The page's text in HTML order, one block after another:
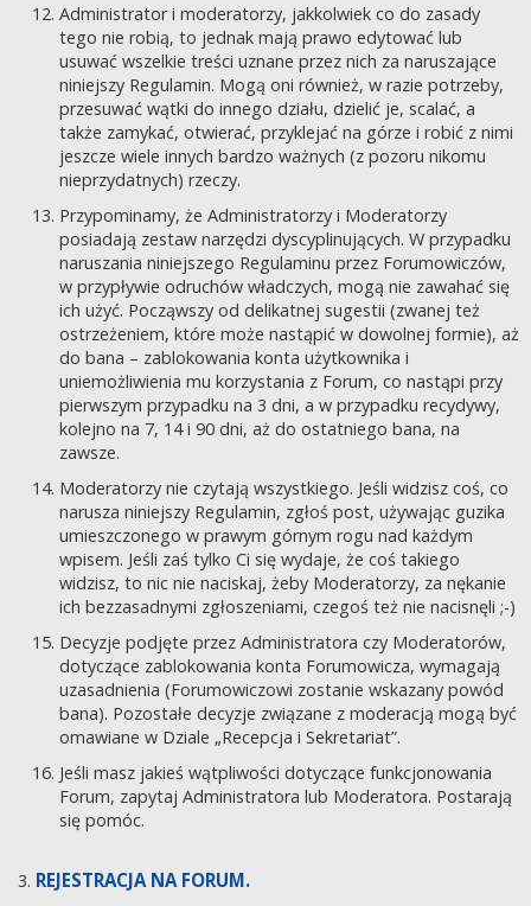
Administrator i moderatorzy, jakkolwiek co do zasady
tego nie robią, to jednak mają prawo edytować lub
usuwać wszelkie treści uznane przez nich za naruszające
niniejszy Regulamin. Mogą oni również, w razie potrzeby,
przesuwać wątki do innego działu, dzielić je, scalać, a
także zamykać, otwierać, przyklejać na górze i robić z nimi
jeszcze wiele innych bardzo ważnych (z pozoru nikomu
nieprzydatnych) rzeczy.
Przypominamy, że Administratorzy i Moderatorzy
posiadają zestaw narzędzi dyscyplinujących. W przypadku
naruszania niniejszego Regulaminu przez Forumowiczów,
w przypływie odruchów władczych, mogą nie zawahać się
ich użyć. Począwszy od delikatnej sugestii (zwanej też
ostrzeżeniem, które może nastąpić w dowolnej formie), aż
do bana – zablokowania konta użytkownika i
uniemożliwienia mu korzystania z Forum, co nastąpi przy
pierwszym przypadku na 3 dni, a w przypadku recydywy,
kolejno na 7, 14 i 90 dni, aż do ostatniego bana, na
zawsze.
Moderatorzy nie czytają wszystkiego. Jeśli widzisz coś, co
narusza niniejszy Regulamin, zgłoś post, używając guzika
umieszczonego w prawym górnym rogu nad każdym
wpisem. Jeśli zaś tylko Ci się wydaje, że coś takiego
widzisz, to nic nie naciskaj, żeby Moderatorzy, za nękanie
ich bezzasadnymi zgłoszeniami, czegoś też nie nacisnęli ;-)
Decyzje podjęte przez Administratora czy Moderatorów,
dotyczące zablokowania konta Forumowicza, wymagają
uzasadnienia (Forumowiczowi zostanie wskazany powód
bana). Pozostałe decyzje związane z moderacją mogą być
omawiane w Dziale „Recepcja i Sekretariat”.
Jeśli masz jakieś wątpliwości dotyczące funkcjonowania
Forum, zapytaj Administratora lub Moderatora. Postarają
się pomóc.
REJESTRACJA NA FORUM.